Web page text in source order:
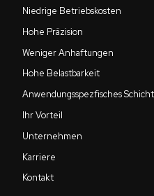
Niedrige Betriebskosten
Hohe Präzision
Weniger Anhaftungen
Hohe Belastbarkeit
Anwendungsspezfisches
Ihr Vorteil
Unternehmen
Karriere
Kontakt